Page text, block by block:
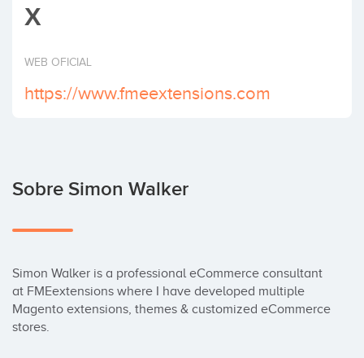
Invertir
X
WEB OFICIAL
https://www.fmeextensions.com
Sobre Simon Walker
Simon Walker is a professional eCommerce consultant
at FMEextensions where I have developed multiple
Magento extensions, themes & customized eCommerce
stores.